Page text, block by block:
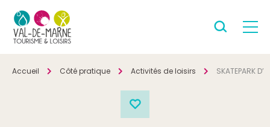
Accueil Côté pratique Activités de loisirs SKATEPARK